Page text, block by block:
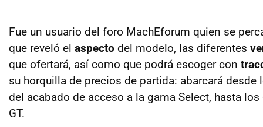
Fue un usuario del foro MachEforum quien se
que reveló el aspecto del modelo, las diferentes
que ofertará, así como que podrá escoger con
su horquilla de precios de partida: abarcará desde
del acabado de acceso a la gama Select, hasta los
GT.